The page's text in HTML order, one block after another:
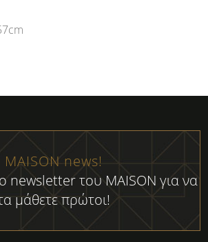
MAISON news!
newsletter του MAISON για να
μάθετε πρώτοι!